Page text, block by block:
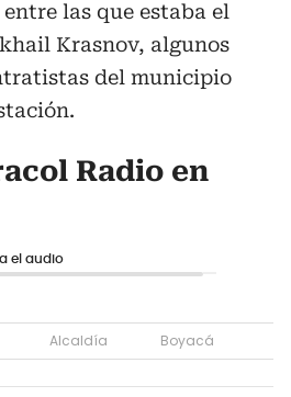
las que estaba el
Krasnov, algunos
del municipio
Radio en
el audio
Alcaldía Boyacá